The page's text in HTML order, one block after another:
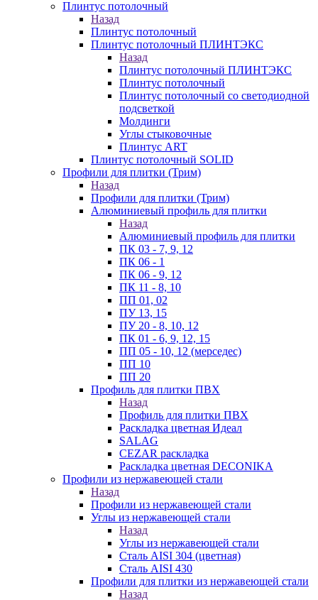
Плинтус потолочный
Назад
Плинтус потолочный
Плинтус потолочный ПЛИНТЭКС
Назад
Плинтус потолочный ПЛИНТЭКС
Плинтус потолочный
Плинтус потолочный со светодиодной
подсветкой
Молдинги
Углы стыковочные
Плинтус ART
Плинтус потолочный SOLID
Профили для плитки (Трим)
Назад
Профили для плитки (Трим)
Алюминиевый профиль для плитки
Назад
Алюминиевый профиль для плитки
ПК 03 - 7, 9, 12
ПК 06 - 1
ПК 06 - 9, 12
ПК 11 - 8, 10
ПП 01, 02
ПУ 13, 15
ПУ 20 - 8, 10, 12
ПК 01 - 6, 9, 12, 15
ПП 05 - 10, 12 (мерседес)
ПП 10
ПП 20
Профиль для плитки ПВХ
Назад
Профиль для плитки ПВХ
Раскладка цветная Идеал
SALAG
CEZAR раскладка
Раскладка цветная DECONIKA
Профили из нержавеющей стали
Назад
Профили из нержавеющей стали
Углы из нержавеющей стали
Назад
Углы из нержавеющей стали
Сталь AISI 304 (цветная)
Сталь AISI 430
Профили для плитки из нержавеющей стали
Назад